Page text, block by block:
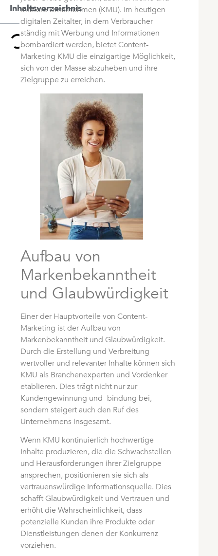
mittlere Unternehmen (KMU). Im heutigen
digitalen Zeitalter, in dem Verbraucher
ständig mit Werbung und Informationen
bombardiert werden, bietet Content-
Marketing KMU die einzigartige Möglichkeit,
sich von der Masse abzuheben und ihre
Zielgruppe zu erreichen.
Aufbau von
Markenbekanntheit
und Glaubwürdigkeit
Einer der Hauptvorteile von Content-
Marketing ist der Aufbau von
Markenbekanntheit und Glaubwürdigkeit.
Durch die Erstellung und Verbreitung
wertvoller und relevanter Inhalte können sich
KMU als Branchenexperten und Vordenker
etablieren. Dies trägt nicht nur zur
Kundengewinnung und -bindung bei,
sondern steigert auch den Ruf des
Unternehmens insgesamt.
Wenn KMU kontinuierlich hochwertige
Inhalte produzieren, die die Schwachstellen
und Herausforderungen ihrer Zielgruppe
ansprechen, positionieren sie sich als
vertrauenswürdige Informationsquelle. Dies
schafft Glaubwürdigkeit und Vertrauen und
erhöht die Wahrscheinlichkeit, dass
potenzielle Kunden ihre Produkte oder
Dienstleistungen denen der Konkurrenz
vorziehen.
Inhaltsverzeichnis